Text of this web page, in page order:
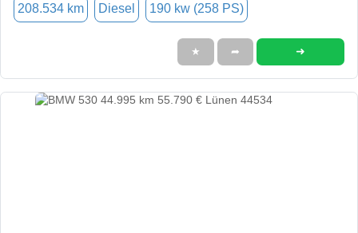
208.534 km Diesel 190 kw (258 PS)
★ ➦ ➜